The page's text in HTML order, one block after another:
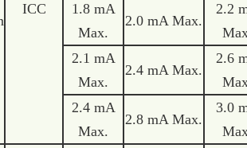
ICC
1.8 mA
Max.
2.0 mA Max.
2.2
2.1 mA
Max.
2.4 mA Max.
2.6
2.4 mA
Max.
2.8 mA Max.
3.0